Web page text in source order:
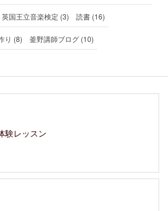
英国王立音楽検定 (3) 読書 (16)
り (8) 釜野講師ブログ (10)
験レッスン